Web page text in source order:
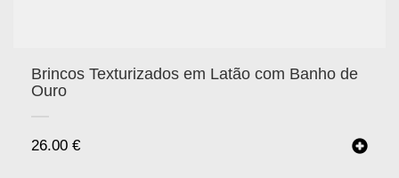
Brincos Texturizados em Latão com Banho de
Ouro
26.00 €